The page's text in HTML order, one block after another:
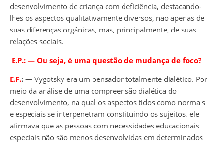
desenvolvimento de criança com deficiência, destacando-
lhes os aspectos qualitativamente diversos, não apenas de
suas diferenças orgânicas, mas, principalmente, de suas
relações sociais.
E.P.: ― Ou seja, é uma questão de mudança de foco?
E.F.: ― Vygotsky era um pensador totalmente dialético. Por
meio da análise de uma compreensão dialética do
desenvolvimento, na qual os aspectos tidos como normais
e especiais se interpenetram constituindo os sujeitos, ele
afirmava que as pessoas com necessidades educacionais
especiais não são menos desenvolvidas em determinados